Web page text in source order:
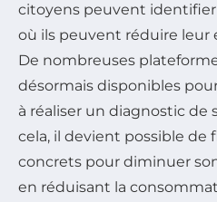
citoyens peuvent identifier
où ils peuvent réduire
De nombreuses
désormais disponibles
à réaliser un diagnostic de
cela, il devient possible de
concrets pour diminuer
en réduisant la